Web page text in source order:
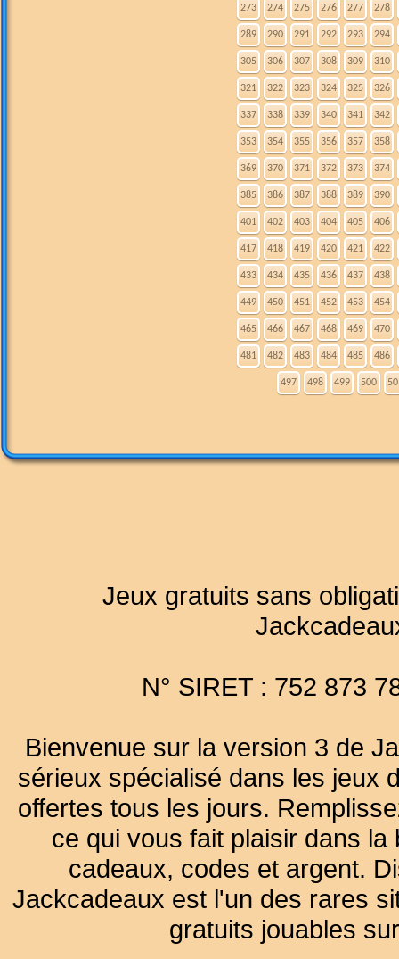
273 274 275 276 277 278
289 290 291 292 293 294
305 306 307 308 309 310
321 322 323 324 325 326
337 338 339 340 341 342
353 354 355 356 357 358
369 370 371 372 373 374
385 386 387 388 389 390
401 402 403 404 405 406
417 418 419 420 421 422
433 434 435 436 437 438
449 450 451 452 453 454
465 466 467 468 469 470
481 482 483 484 485 486
497 498 499 500
Jeux gratuits sans
N° SIRET : 752 873
Bienvenue sur la version 3 de
sérieux spécialisé dans les jeux
offertes tous les jours.
ce qui vous fait plaisir dans
cadeaux, codes et argent.
Jackcadeaux est l'un des rares
gratuits jouables